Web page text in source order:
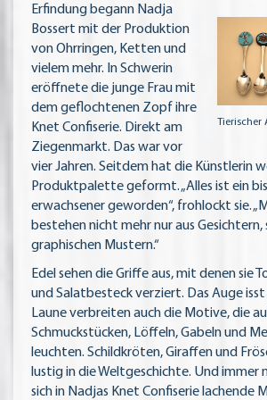
Tierischer
Erfindung begann Nadja
Bossert mit der Produktion
von Ohrringen, Ketten und
vielem mehr. In Schwerin
eröffnete die junge Frau mit
dem geflochtenen Zopf ihre
Knet Confiserie. Direkt am
Ziegenmarkt. Das war vor
vier Jahren. Seitdem hat die Künstlerin
Produktpalette geformt. „Alles ist ein
erwachsener geworden“, frohlockt sie.
bestehen nicht mehr nur aus Gesichtern,
graphischen Mustern.“
Edel sehen die Griffe aus, mit denen sie
und Salatbesteck verziert. Das Auge
Laune verbreiten auch die Motive, die
Schmuckstücken, Löffeln, Gabeln und
leuchten. Schildkröten, Giraffen und
lustig in die Weltgeschichte. Und immer
sich in Nadjas Knet Confiserie lachende